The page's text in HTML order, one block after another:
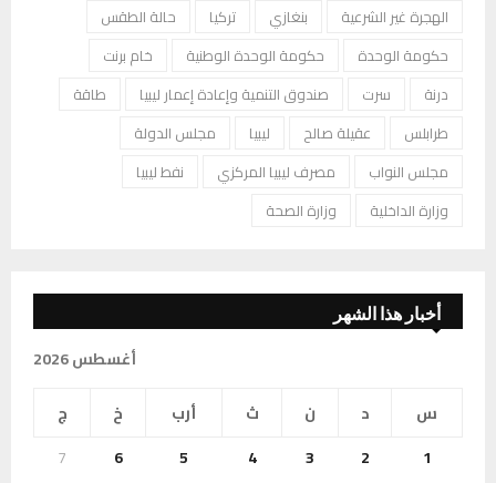
الهجرة غير الشرعية
بنغازي تركيا
حالة الطقس
حكومة الوحدة
حكومة الوحدة الوطنية
خام برنت
درنة
سرت صندوق التنمية وإعادة إعمار ليبيا
طاقة
طرابلس
عقيلة صالح ليبيا
مجلس الدولة
مجلس النواب
مصرف ليبيا المركزي
نفط ليبيا
وزارة الداخلية
وزارة الصحة
أخبار هذا الشهر
أغسطس 2026
س
د ن ث أرب خ
ج
1
2
3
4
5
6
7